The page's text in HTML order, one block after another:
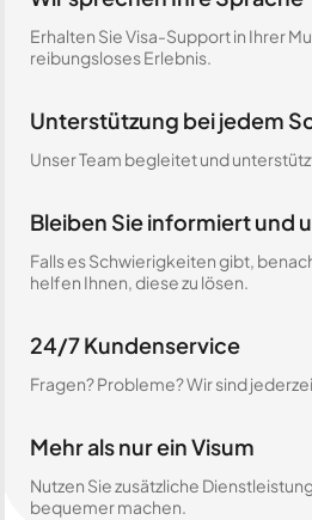
Erhalten Sie Visa-Support in Ihrer
reibungsloses Erlebnis.
Unterstützung bei jedem
Unser Team begleitet und
Bleiben Sie informiert und
Falls es Schwierigkeiten gibt,
helfen Ihnen, diese zu lösen.
24/7 Kundenservice
Fragen? Probleme? Wir sind
Mehr als nur ein Visum
Nutzen Sie zusätzliche
bequemer machen.